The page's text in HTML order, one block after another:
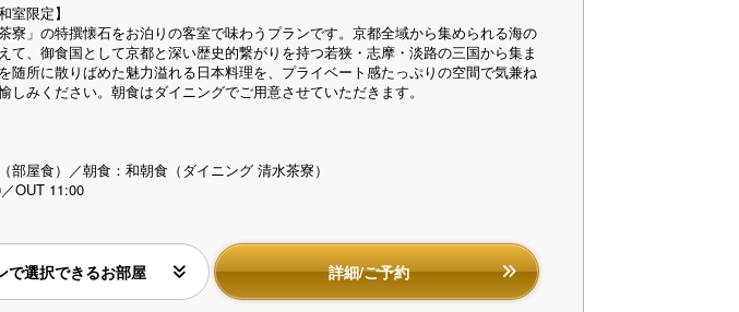
に合わせてお愉しみください 【ダイニング「清水茶寮」】夕食（イメージ）
室限定】
寮」の特撰懐石をお泊りの客室で味わうプランです。京都全域から集められる海の
て、御食国として京都と深い歴史的繋がりを持つ若狭・志摩・淡路の三国から集ま
随所に散りばめた魅力溢れる日本料理を、プライベート感たっぷりの空間で気兼ね
しみください。朝食はダイニングでご用意させていただきます。
部屋食）／朝食：和朝食（ダイニング 清水茶寮）
OUT 11:00
詳細/ご予約
で選択できるお部屋